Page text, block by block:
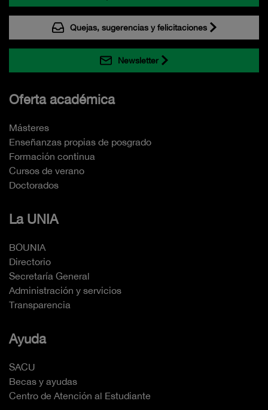
Quejas, sugerencias y felicitaciones
Newsletter
Oferta académica
Másteres
Enseñanzas propias de posgrado
Formación continua
Cursos de verano
Doctorados
La UNIA
BOUNIA
Directorio
Secretaría General
Administración y servicios
Transparencia
Ayuda
SACU
Becas y ayudas
Centro de Atención al Estudiante